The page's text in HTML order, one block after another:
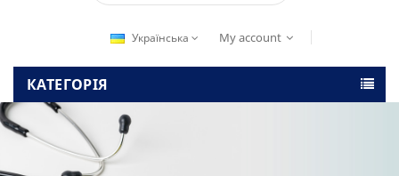
Українська My account
КАТЕГОРІЯ